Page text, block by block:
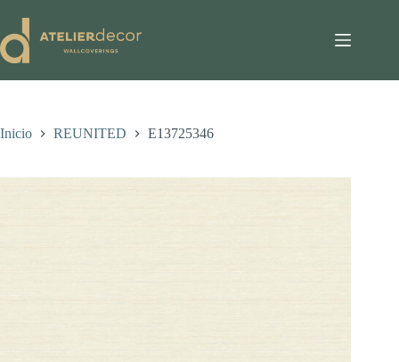
contenido
Inicio REUNITED E13725346